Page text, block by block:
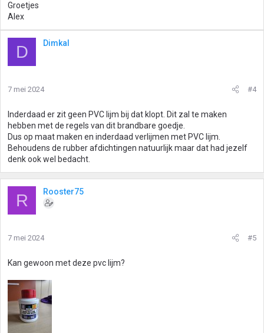
Groetjes
Alex
D Dimkal
7 mei 2024 #4
Inderdaad er zit geen PVC lijm bij dat klopt. Dit zal te maken
hebben met de regels van dit brandbare goedje.
Dus op maat maken en inderdaad verlijmen met PVC lijm.
Behoudens de rubber afdichtingen natuurlijk maar dat had jezelf
denk ook wel bedacht.
R Rooster75
7 mei 2024 #5
Kan gewoon met deze pvc lijm?